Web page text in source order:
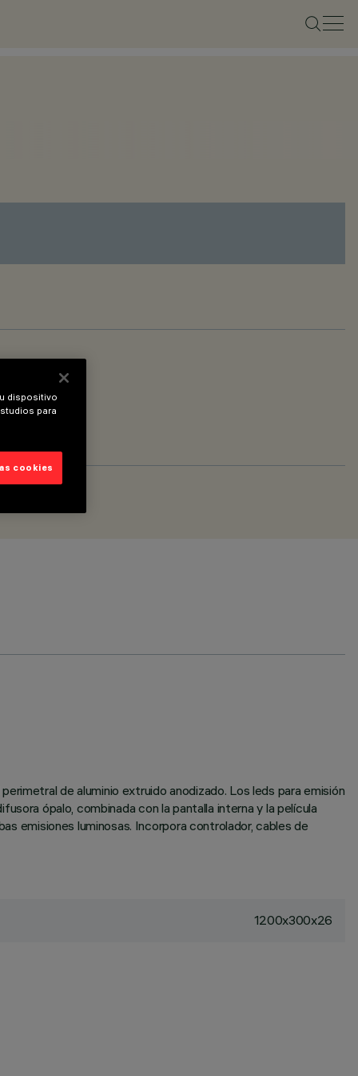
de aluminio extruido anodizado. Los leds para emisión
ópalo, combinada con la pantalla interna y la película
emisiones luminosas. Incorpora controlador, cables de
1200x300x26
dispositivo
para
cookies